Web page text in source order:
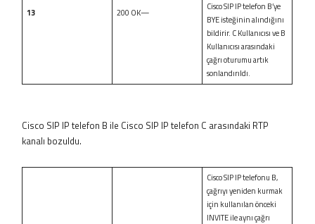
13 200 OK—
Cisco SIP IP telefon B’ye
BYE isteğinin alındığını
bildirir. C Kullanıcısı ve B
Kullanıcısı arasındaki
çağrı oturumu artık
sonlandırıldı.
Cisco SIP IP telefon B ile Cisco SIP IP telefon C arasındaki RTP
kanalı bozuldu.
Cisco SIP IP telefonu B,
çağrıyı yeniden kurmak
için kullanılan önceki
INVITE ile aynı çağrı